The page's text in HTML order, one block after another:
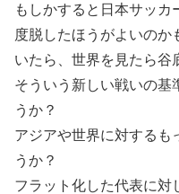
もしかすると日本サッ
度脱したほうがよいのか
いたら、世界を見たら谷
そういう新しい戦いの基
うか？
アジアや世界に対するも
うか？
フラット化した代表に対